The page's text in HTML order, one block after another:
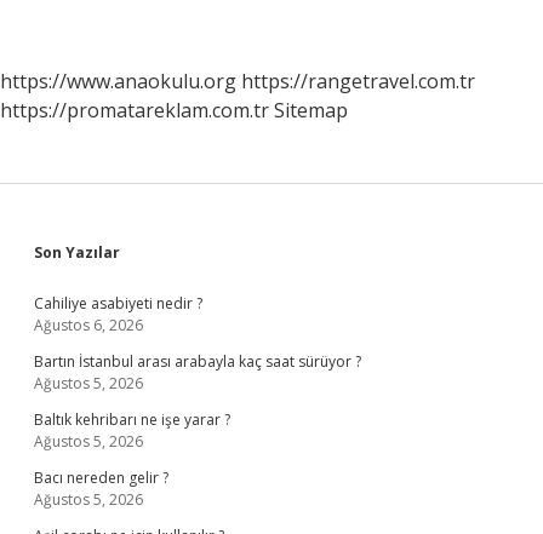
https://www.anaokulu.org https://rangetravel.com.tr
https://promatareklam.com.trSitemap
Sidebar
Son Yazılar
Cahiliye asabiyeti nedir ?
Ağustos 6, 2026
Bartın İstanbul arası arabayla kaç saat sürüyor ?
Ağustos 5, 2026
Baltık kehribarı ne işe yarar ?
Ağustos 5, 2026
Bacı nereden gelir ?
Ağustos 5, 2026